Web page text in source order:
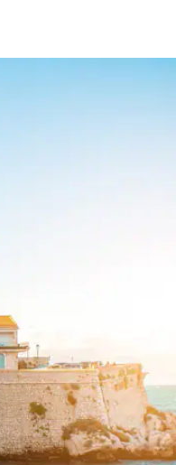
ou tocando e